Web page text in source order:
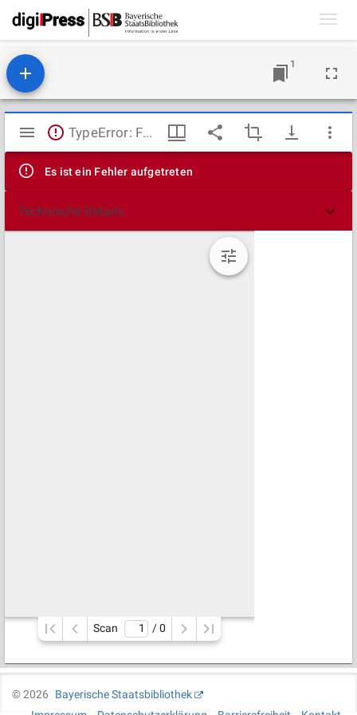
1
Mirador
Viewer
TypeError: Failed to fetch
Es ist ein Fehler aufgetreten
Technische Details
Scan / 0
©2026
Bayerische Staatsbibliothek